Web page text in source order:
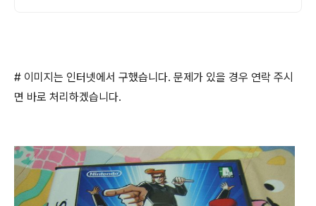
# 이미지는 인터넷에서 구했습니다. 문제가 있을 경우 연락 주시
면 바로 처리하겠습니다.